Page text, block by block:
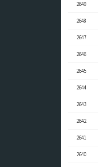
2649
2648
2647
2646
2645
2644
2643
2642
2641
2640